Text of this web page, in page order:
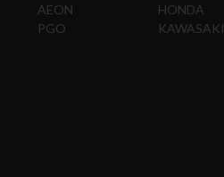
AEON
PGO
HONDA
KAWASAKI